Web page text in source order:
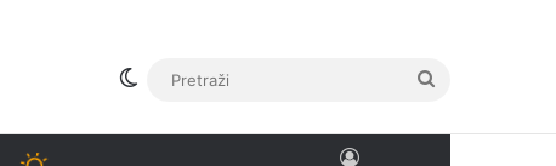
Switch skin